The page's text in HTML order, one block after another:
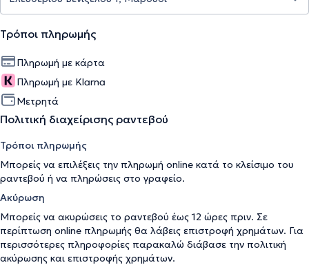
Τρόποι πληρωμής
Πληρωμή με κάρτα
Πληρωμή με Klarna
Μετρητά
Πολιτική διαχείρισης ραντεβού
Τρόποι πληρωμής
Μπορείς να επιλέξεις την πληρωμή online κατά το κλείσιμο του
ραντεβού ή να πληρώσεις στο γραφείο.
Ακύρωση
Μπορείς να ακυρώσεις το ραντεβού έως 12 ώρες πριν. Σε
περίπτωση online πληρωμής θα λάβεις επιστροφή χρημάτων. Για
περισσότερες πληροφορίες παρακαλώ διάβασε την πολιτική
ακύρωσης και επιστροφής χρημάτων.